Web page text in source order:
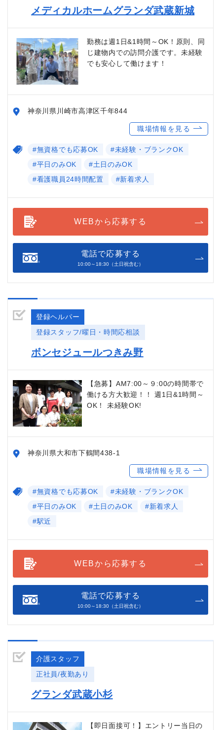
メディカルホームグランダ武蔵新城
勤務は週1日&1時間～OK！原則、同
じ建物内での訪問介護です。未経験
でも安心して働けます！
神奈川県川崎市高津区千年844
職場情報を見る
#無資格でも応募OK
#未経験・ブランクOK
#平日のみOK
#土日のみOK
#看護職員24時間配置
#新着求人
WEBから応募する
電話で応募する
10:00～18:30（土日祝含む）
登録ヘルパー
登録スタッフ/曜日・時間応相談
ボンセジュールつきみ野
【急募】AM7:00～９:00の時間帯で
働ける方大歓迎！！ 週1日&1時間～
OK！ 未経験OK!
神奈川県大和市下鶴間438-1
職場情報を見る
#無資格でも応募OK
#未経験・ブランクOK
#平日のみOK
#土日のみOK
#新着求人
#駅近
WEBから応募する
電話で応募する
10:00～18:30（土日祝含む）
介護スタッフ
正社員/夜勤あり
グランダ武蔵小杉
【即日面接可！】エントリー当日の